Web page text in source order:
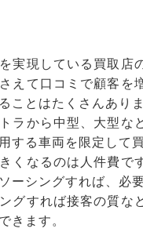
実現している買取店
えて口コミで顧客を
ことはたくさんありま
ラから中型、大型な
する車両を限定して
くなるのは人件費で
ーシングすれば、必
グすれば接客の質な
きます。